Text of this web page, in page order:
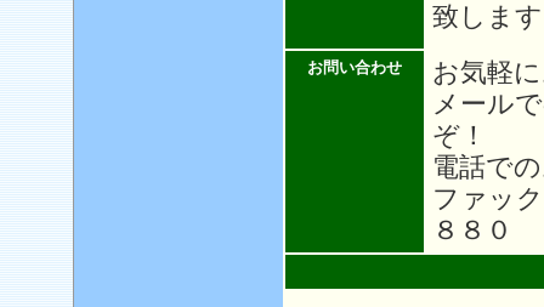
致しま
お問い合わせ
お気軽
メール
ぞ！
電話で
ファッ
８８０